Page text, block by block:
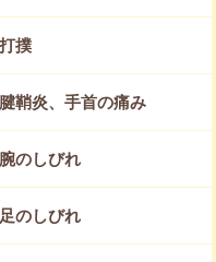
打撲
腱鞘炎、手首の痛み
腕のしびれ
足のしびれ